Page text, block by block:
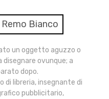
Bianco
un oggetto aguzzo o
ovunque; a
dopo.
di libreria, insegnante di
pubblicitario,